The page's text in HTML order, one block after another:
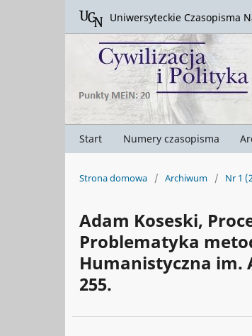
Start Numery czasopisma
Uniwersyteckie Czasopisma
Strona domowa / Archiwum / Nr 1
Adam Koseski,
Problematyka
Humanistyczna im.
255.